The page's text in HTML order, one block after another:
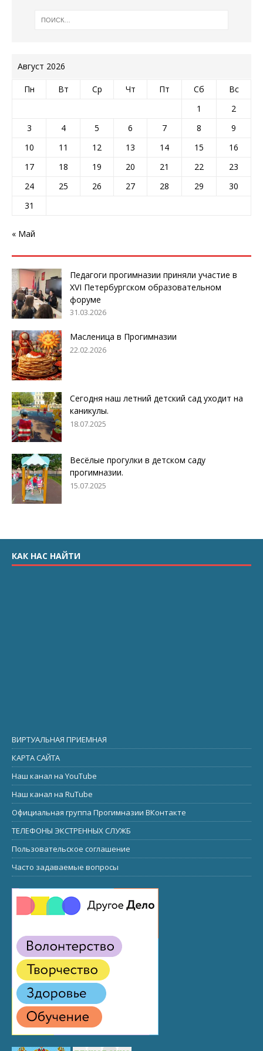
Август 2026
Пн Вт Ср Чт Пт Сб
Вс
1
2
3
4 5 6 7 8
9
10
11 12 13 14 15
16
17
18 19 20 21 22
23
24
25 26 27 28 29
30
31
« Май
Педагоги прогимназии приняли участие в
XVI Петербургском образовательном
форуме
31.03.2026
Масленица в Прогимназии
22.02.2026
Сегодня наш летний детский сад уходит на
каникулы.
18.07.2025
Весёлые прогулки в детском саду
прогимназии.
15.07.2025
КАК НАС НАЙТИ
ВИРТУАЛЬНАЯ ПРИЕМНАЯ
КАРТА САЙТА
Наш канал на YouTube
Наш канал на RuTube
Официальная группа Прогимназии ВКонтакте
ТЕЛЕФОНЫ ЭКСТРЕННЫХ СЛУЖБ
Пользовательское соглашение
Часто задаваемые вопросы